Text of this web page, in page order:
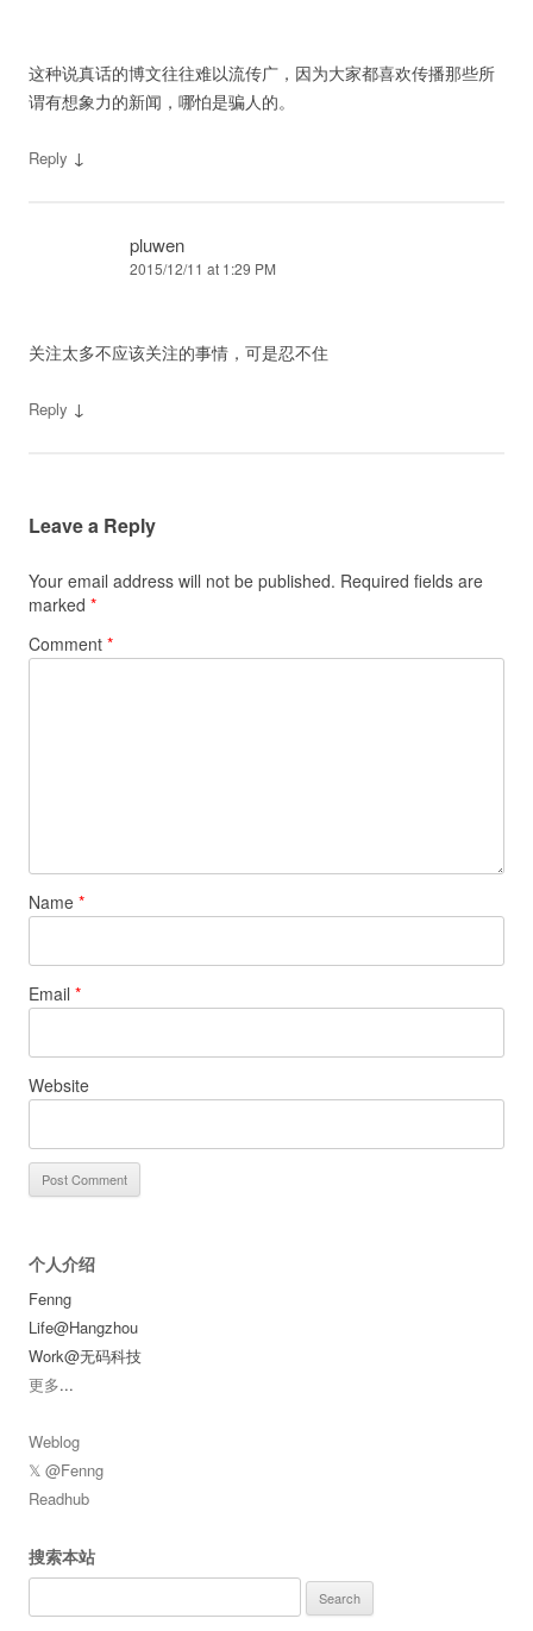
这种说真话的博文往往难以流传广，因为大家都喜欢传播那些所
谓有想象力的新闻，哪怕是骗人的。
Reply ↓
pluwen
2015/12/11 at 1:29 PM
关注太多不应该关注的事情，可是忍不住
Reply ↓
Leave a Reply
Your email address will not be published. Required fields are
marked *
Comment *
Name *
Email *
Website
个人介绍
Fenng
Life@Hangzhou
Work@无码科技
更多...
Weblog
𝕏 @Fenng
Readhub
搜索本站
for: